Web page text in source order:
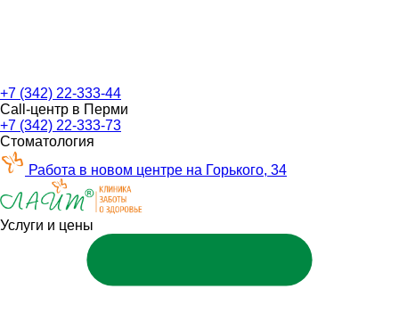
+7 (342) 22-333-44
Call-центр в Перми
+7 (342) 22-333-73
Стоматология
Работа в новом центре на Горького, 34
Услуги и цены